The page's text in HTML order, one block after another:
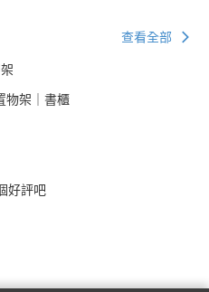
查看全部
物架｜書櫃
好評吧